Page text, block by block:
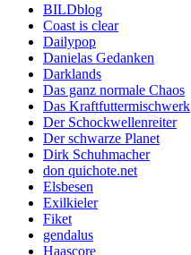
BILDblog
Coast is clear
Dailypop
Danielas Gedanken
Darklands
Das ganz normale Chaos
Das Kraftfuttermischwerk
Der Schockwellenreiter
Der schwarze Planet
Dirk Schuhmacher
don quichote.net
Elsbesen
Exilkieler
Fiket
gendalus
Haascore